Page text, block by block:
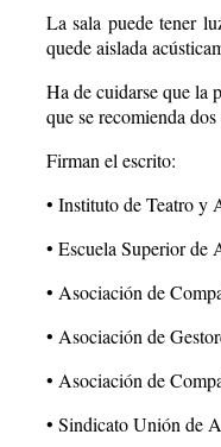
La sala puede tener
quede aislada
Ha de cuidarse que la
que se recomienda
Firman el escrito:
• Instituto de Teatro y
• Escuela Superior de
• Asociación de
• Asociación de
• Asociación de
• Sindicato Unión de